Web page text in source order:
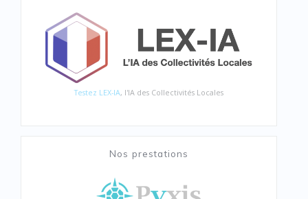
Testez LEX-IA, l'IA des Collectivités Locales
Nos prestations